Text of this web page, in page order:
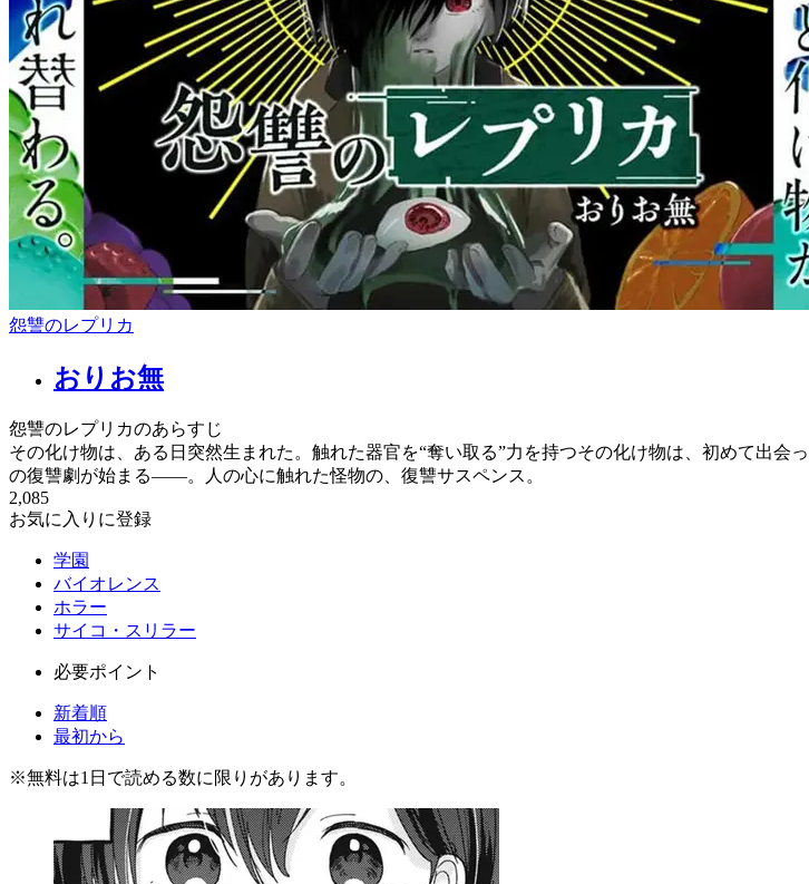
怨讐のレプリカ
おりお無
怨讐のレプリカのあらすじ
その化け物は、ある日突然生まれた。触れた器官を“奪い取る”力を持つその化け物は、初めて出
の復讐劇が始まる――。人の心に触れた怪物の、復讐サスペンス。
2,085
お気に入りに登録
学園
バイオレンス
ホラー
サイコ・スリラー
必要ポイント
新着順
最初から
※無料は1日で読める数に限りがあります。